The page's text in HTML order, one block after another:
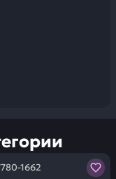
гарантию
1662запчасти у